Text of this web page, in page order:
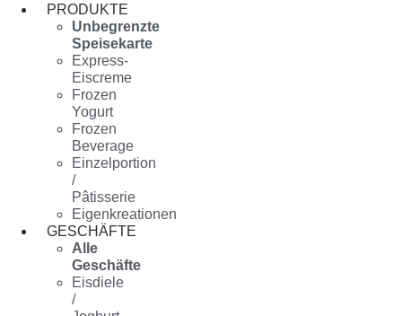
PRODUKTE
Unbegrenzte
Speisekarte
Express-
Eiscreme
Frozen
Yogurt
Frozen
Beverage
Einzelportion
/
Pâtisserie
Eigenkreationen
GESCHÄFTE
Alle
Geschäfte
Eisdiele
/